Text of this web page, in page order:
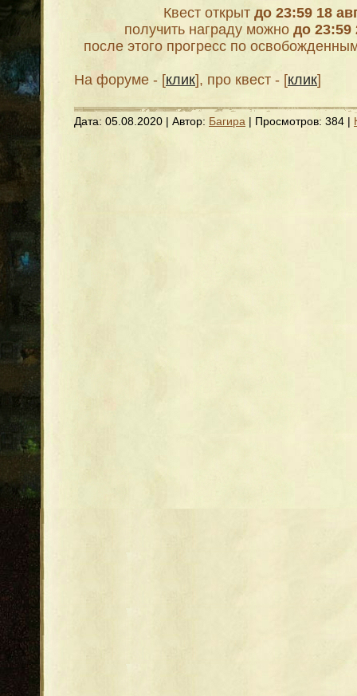
Квест открытдо 23:59 18
получить награду можнодо 23:59
после этого прогресс по
На форуме - [клик], про квест - [клик]
Дата: 05.08.2020 | Автор: Багира | Просмотров: 384 |